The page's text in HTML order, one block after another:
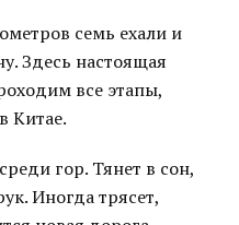
семь ехали и
Здесь настоящая
все этапы,
Китае.
гор. Тянет в сон,
Иногда трясет,